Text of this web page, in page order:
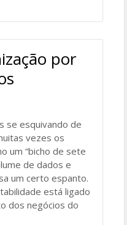
por
se esquivando de
vezes os
um “bicho de sete
de dados e
um certo espanto.
está ligado
dos negócios do